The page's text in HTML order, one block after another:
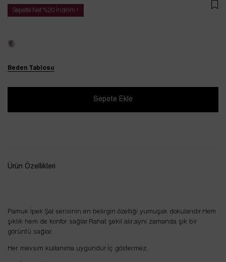
Sepette Net %20 İndirim !
Beden Tablosu
Ürün Özellikleri
Pamuk İpek Şal serisinin en belirgin özelliği yumuşak dokularıdır.Hem
şıklık hem de konfor sağlar.Rahat şekil alır,aynı zamanda şık bir
görüntü sağlar.
Her mevsim kullanıma uygundur.İç göstermez.